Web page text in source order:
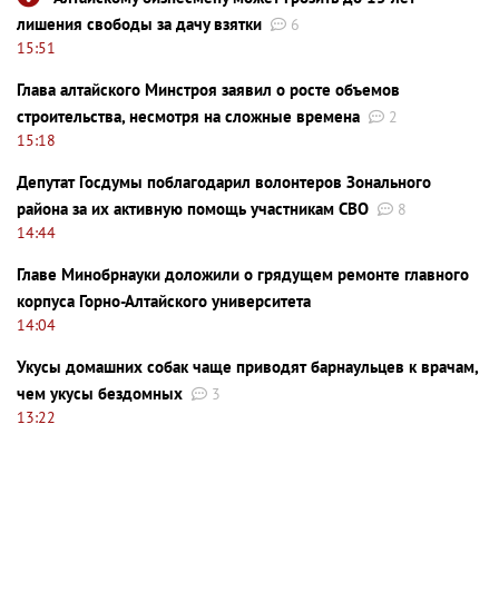
лишения свободы за дачу взятки
6
15:51
Глава алтайского Минстроя заявил о росте объемов
строительства, несмотря на сложные времена
2
15:18
Депутат Госдумы поблагодарил волонтеров Зонального
района за их активную помощь участникам СВО
8
14:44
Главе Минобрнауки доложили о грядущем ремонте главного
корпуса Горно-Алтайского университета
14:04
Укусы домашних собак чаще приводят барнаульцев к врачам,
чем укусы бездомных
3
13:22